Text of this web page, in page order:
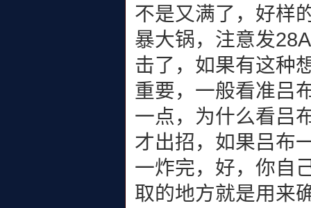
不是又满了，好样
暴大锅，注意发
击了，如果有这种
重要，一般看准吕
一点，为什么看吕
才出招，如果吕布
一炸完，好，你自
取的地方就是用来